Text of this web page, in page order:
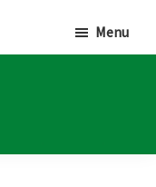
Menu